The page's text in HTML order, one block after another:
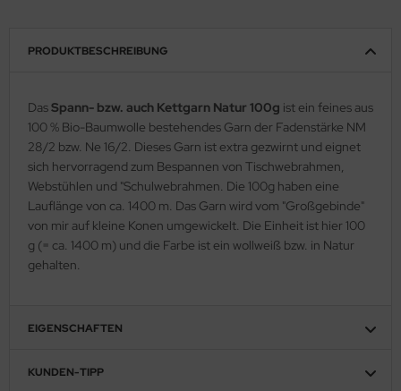
PRODUKTBESCHREIBUNG
DasSpann- bzw. auch Kettgarn Natur 100g ist ein feines aus
100 % Bio-Baumwolle bestehendes Garn der Fadenstärke NM
28/2 bzw. Ne 16/2. Dieses Garn ist extra gezwirnt und eignet
sich hervorragend zum Bespannen von Tischwebrahmen,
Webstühlen und "Schulwebrahmen. Die 100g haben eine
Lauflänge von ca. 1400 m. Das Garn wird vom "Großgebinde"
von mir auf kleine Konen umgewickelt. Die Einheit ist hier 100
g (= ca. 1400 m) und die Farbe ist ein wollweiß bzw. in Natur
gehalten.
EIGENSCHAFTEN
KUNDEN-TIPP